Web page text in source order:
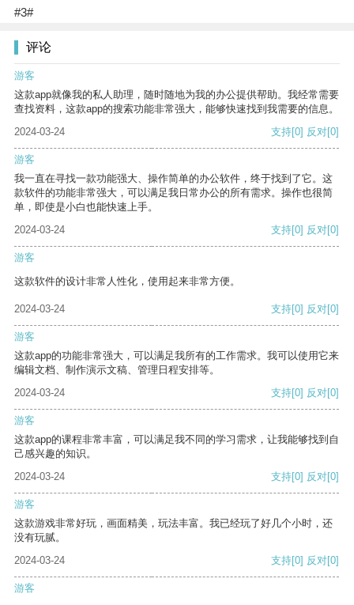
#3#
评论
游客
这款app就像我的私人助理，随时随地为我的办公提供帮助。我经常需要
查找资料，这款app的搜索功能非常强大，能够快速找到我需要的信息。
2024-03-24
支持[0] 反对[0]
游客
我一直在寻找一款功能强大、操作简单的办公软件，终于找到了它。这
款软件的功能非常强大，可以满足我日常办公的所有需求。操作也很简
单，即使是小白也能快速上手。
2024-03-24
支持[0] 反对[0]
游客
这款软件的设计非常人性化，使用起来非常方便。
2024-03-24 支持[0] 反对[0]
游客
这款app的功能非常强大，可以满足我所有的工作需求。我可以使用它来
编辑文档、制作演示文稿、管理日程安排等。
2024-03-24
支持[0] 反对[0]
游客
这款app的课程非常丰富，可以满足我不同的学习需求，让我能够找到自
己感兴趣的知识。
2024-03-24
支持[0] 反对[0]
游客
这款游戏非常好玩，画面精美，玩法丰富。我已经玩了好几个小时，还
没有玩腻。
2024-03-24
支持[0] 反对[0]
游客